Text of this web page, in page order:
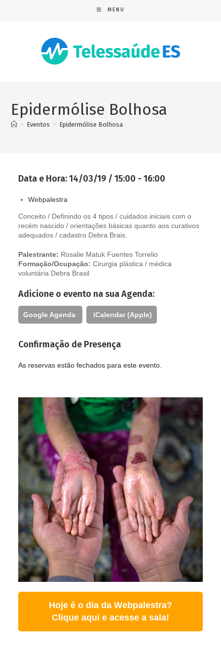
MENU
Epidermólise Bolhosa
> Eventos > Epidermólise Bolhosa
Data e Hora:14/03/19 / 15:00 - 16:00
Webpalestra
Conceito / Definindo os 4 tipos / cuidados iniciais com o
recém nascido / orientações básicas quanto aos curativos
adequados / cadastro Debra Brais.
Palestrante: Rosalie Matuk Fuentes Torrelio
Formação/Ocupação: Cirurgia plástica / médica
voluntária Debra Brasil
Adicione o evento na sua Agenda:
Google Agenda iCalendar (Apple)
Confirmação de Presença
As reservas estão fechados para este evento.
Hoje é o dia da Webpalestra?
Clique aqui e acesse a sala!